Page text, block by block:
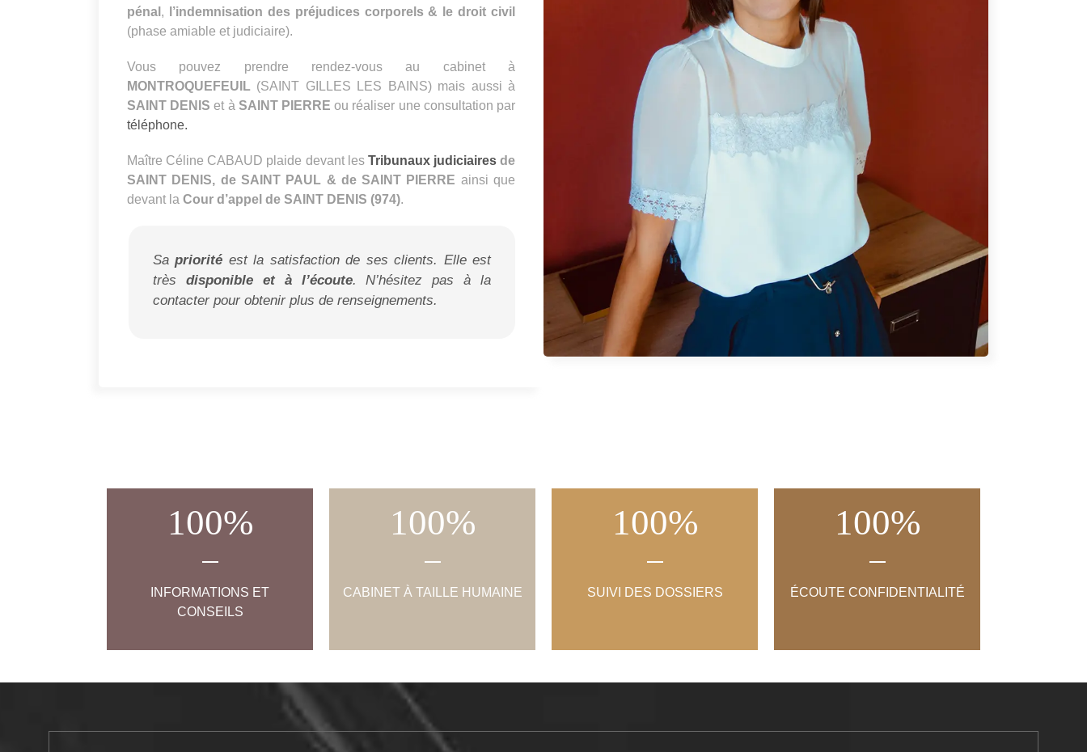
pénal ,
l’indemnisation des préjudices corporels & le droit civil
(phase amiable et judiciaire).
Vous pouvez prendre rendez-vous au cabinet à
MONTROQUEFEUIL (SAINT GILLES LES BAINS) mais aussi à
SAINT DENISet à SAINT PIERRE ou réaliser une consultation par
téléphone.
Maître Céline CABAUD plaide devant les Tribunaux judiciairesde
SAINT DENIS, de SAINT PAUL & de SAINT PIERRE ainsi que
devant la Cour d’appel de SAINT DENIS (974).
Sapriorité est la satisfaction de ses clients. Elle est
très disponible et à l’écoute. N’hésitez pas à la
contacter pour obtenir plus de renseignements.
100%
INFORMATIONS ET
CONSEILS
100%
CABINET À TAILLE HUMAINE
100%
SUIVI DES DOSSIERS
100%
ÉCOUTE CONFIDENTIALITÉ